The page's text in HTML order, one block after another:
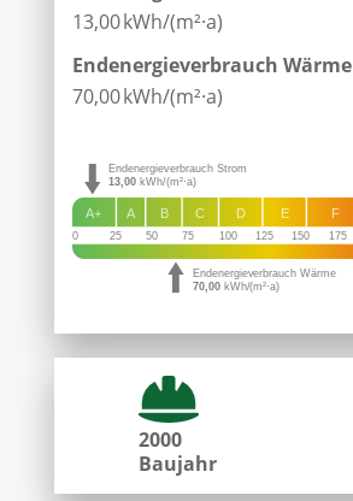
13,00 kWh/(m²·a)
Endenergie­verbrauch Wärme
70,00 kWh/(m²·a)
0 25 50 75 100 125 150 175
F
E
D
C
B
A
A+
Endenergieverbrauch Strom
13,00 kWh/(m²·a)
Endenergieverbrauch Wärme
70,00kWh/(m²·a)
2000
Baujahr